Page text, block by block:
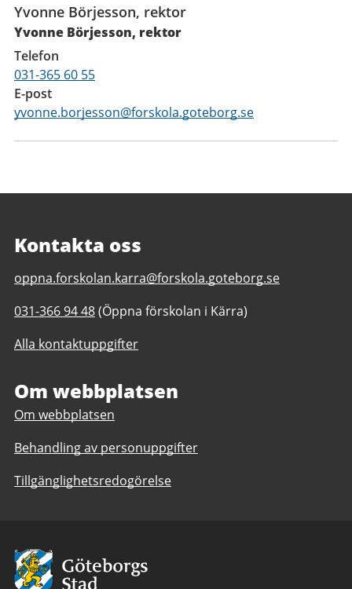
Yvonne Börjesson, rektor
Yvonne Börjesson, rektor
Telefon
031-365 60 55
E-post
yvonne.borjesson@forskola.goteborg.se
Kontakta oss
E-
till
Öppna
förskolan
oppna.forskolan.karra@forskola.goteborg.se
Telefonnummer
Öppna
Kärra
031-366 94 48(Öppna förskolan i Kärra)
Alla kontaktuppgifter
Om webbplatsen
Om webbplatsen
Behandling av personuppgifter
Tillgänglighetsredogörelse
Avsändare:
Göteborgs